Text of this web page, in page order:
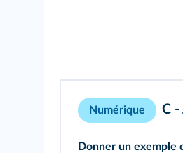
Numérique C -
Donner un exemple